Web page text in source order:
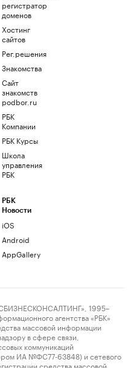
регистратор
доменов
Хостинг
сайтов
Рег.решения
Знакомства
Сайт
знакомств
podbor.ru
РБК
Компании
РБК Курсы
Школа
управления
РБК
РБК
Новости
iOS
Android
AppGallery
1995–
агентства «РБК»
массовой информации
в сфере связи,
коммуникаций
ИА №ФС77-63848) и сетевого
средства массовой